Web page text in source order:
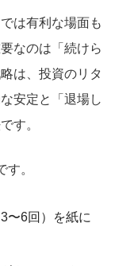
は有利な場面も
なのは「続けら
は、投資のリタ
安定と「退場し
す。
。
〜6回）を紙に